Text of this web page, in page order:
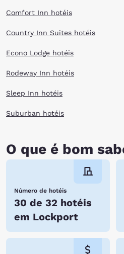
Comfort Inn hotéis
Country Inn Suites hotéis
Econo Lodge hotéis
Rodeway Inn hotéis
Sleep Inn hotéis
Suburban hotéis
O que é bom
Número de hotéis
30 de 32 hotéis
em Lockport